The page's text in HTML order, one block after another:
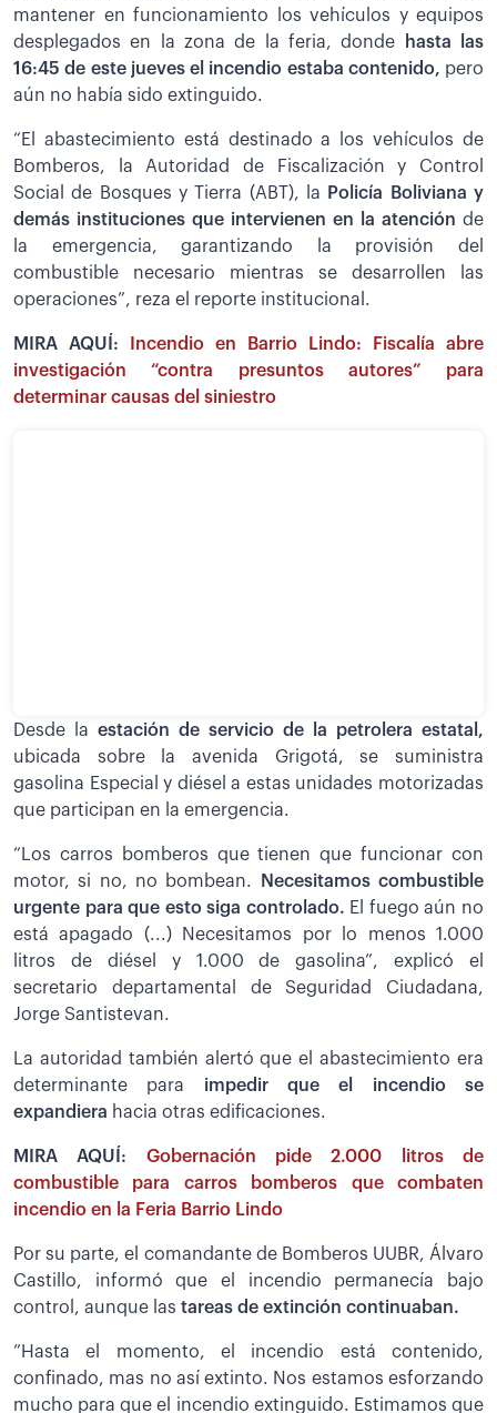
mantener en funcionamiento los vehículos y equipos
desplegados en la zona de la feria, donde hasta las
16:45 de este jueves el incendio estaba contenido, pero
aún no había sido extinguido.
“El abastecimiento está destinado a los vehículos de
Bomberos, la Autoridad de Fiscalización y Control
Social de Bosques y Tierra (ABT), la
Policía Boliviana y
demás instituciones que intervienen en la atención de
la emergencia, garantizando la provisión del
combustible necesario mientras se desarrollen las
operaciones”, reza el reporte institucional.
MIRA AQUÍ:
Incendio en Barrio Lindo: Fiscalía abre
investigación “contra presuntos autores” para
determinar causas del siniestro
Desde la estación de servicio de la petrolera estatal,
ubicada sobre la avenida Grigotá, se suministra
gasolina Especial y diésel a estas unidades motorizadas
que participan en la emergencia.
“Los carros bomberos que tienen que funcionar con
motor, si no, no bombean.
Necesitamos combustible
urgente para que esto siga controlado. El fuego aún no
está apagado (...) Necesitamos por lo menos 1.000
litros de diésel y 1.000 de gasolina”, explicó el
secretario departamental de Seguridad Ciudadana,
Jorge Santistevan.
La autoridad también alertó que el abastecimiento era
determinante para impedir que el incendio se
expandiera hacia otras edificaciones.
MIRA AQUÍ: Gobernación pide 2.000 litros de
combustible para carros bomberos que combaten
incendio en la Feria Barrio Lindo
Por su parte, el comandante de Bomberos UUBR, Álvaro
Castillo, informó que el incendio permanecía bajo
control, aunque las tareas de extinción continuaban.
”Hasta el momento, el incendio está contenido,
confinado, mas no así extinto. Nos estamos esforzando
mucho para que el incendio extinguido. Estimamos que